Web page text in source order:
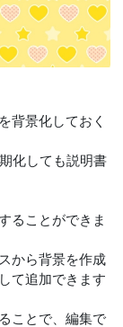
背景化しておく
化しても説明書
ることができま
から背景を作成
て追加できます
ことで、編集で